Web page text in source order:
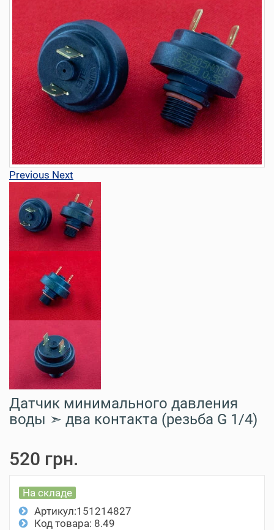
Previous Next
Датчик минимального давления
воды ➣ два контакта (резьба G 1/4)
520 грн.
На складе
Артикул:151214827
Код товара: 8.49